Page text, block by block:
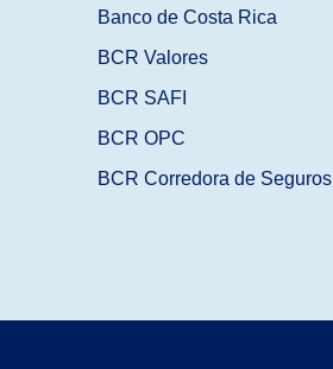
Banco de Costa Rica
BCR Valores
BCR SAFI
BCR OPC
BCR Corredora de Seguros